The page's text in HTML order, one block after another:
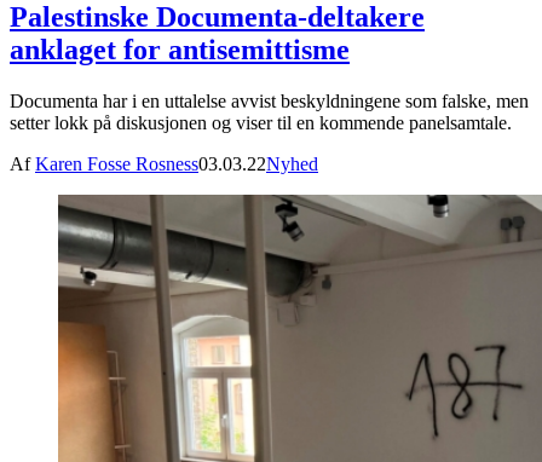
Palestinske Documenta-deltakere
anklaget for antisemittisme
Documenta har i en uttalelse avvist beskyldningene som falske, men
setter lokk på diskusjonen og viser til en kommende panelsamtale.
AfKaren Fosse Rosness03.03.22Nyhed